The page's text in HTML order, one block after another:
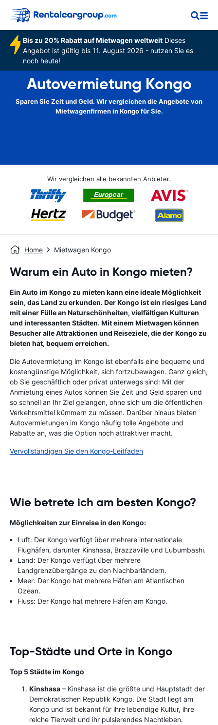
Bis zu 20% Rabatt auf Mietwagen weltweitDieses
Angebot ist gültig bis 11. August 2026 - nutzen Sie es
noch heute!
Autovermietung Kongo
Sparen Sie Zeit und Geld. Wir vergleichen die Angebote von
Mietwagenfirmen in Kongo für Sie.
Wir vergleichen alle bekannten Anbieter.
Home Mietwagen Kongo
Warum ein Auto in Kongo mieten?
Ein Auto im Kongo zu mieten kann eine ideale Möglichkeit
sein, das Land zu erkunden. Der Kongo ist ein riesiges Land
mit einer Fülle an Naturschönheiten, vielfältigen Kulturen
und interessanten Städten. Mit einem Mietwagen können
Besucher alle Attraktionen und Reiseziele, die der Kongo zu
bieten hat, bequem erreichen.
Die Autovermietung im Kongo ist ebenfalls eine bequeme und
kostengünstige Möglichkeit, sich fortzubewegen. Ganz gleich,
ob Sie geschäftlich oder privat unterwegs sind: Mit der
Anmietung eines Autos können Sie Zeit und Geld sparen und
so schnell an Ihr Ziel gelangen, ohne sich um die öffentlichen
Verkehrsmittel kümmern zu müssen. Darüber hinaus bieten
Autovermietungen im Kongo häufig tolle Angebote und
Rabatte an, was die Option noch attraktiver macht.
Vervollständigen Sie den Kongo-Leitfaden
Wie betrete ich am besten Kongo?
Möglichkeiten zur Einreise in den Kongo:
Luft: Der Kongo verfügt über mehrere internationale
Flughäfen, darunter Kinshasa, Brazzaville und Lubumbashi.
Land: Der Kongo verfügt über mehrere
Landgrenzübergänge zu den Nachbarländern.
Meer: Der Kongo hat mehrere Häfen am Atlantischen
Ozean.
Fluss: Der Kongo hat mehrere Häfen am Kongo.
Top-Städte und Orte in Kongo
Top 5 Städte im Kongo
Kinshasa – Kinshasa ist die größte und Hauptstadt der
Demokratischen Republik Kongo. Die Stadt liegt am
Kongo und ist bekannt für ihre lebendige Kultur, ihre
reiche Tierwelt und ihr pulsierendes Nachtleben.